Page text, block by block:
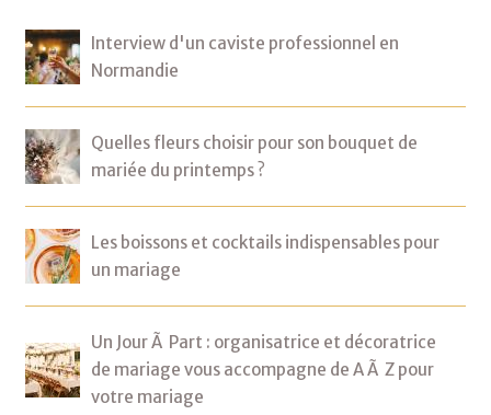
Interview d'un caviste professionnel en
Normandie
Quelles fleurs choisir pour son bouquet de
mariée du printemps ?
Les boissons et cocktails indispensables pour
un mariage
Un Jour Ã Part : organisatrice et décoratrice
de mariage vous accompagne de A Ã Z pour
votre mariage